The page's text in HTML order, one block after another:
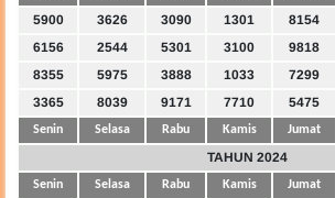
5900 3626 3090 1301 8154
6156
2544 5301 3100 9818
8355
5975 3888 1033 7299
3365
8039 9171 7710 5475
Senin Selasa Rabu Kamis Jumat
TAHUN 2024
Senin Selasa Rabu Kamis Jumat